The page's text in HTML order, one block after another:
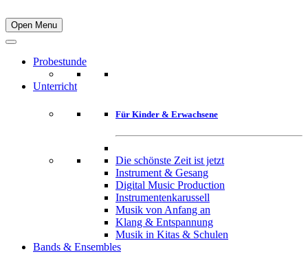
Open Menu
Probestunde
Unterricht
Für Kinder & Erwachsene
Die schönste Zeit ist jetzt
Instrument & Gesang
Digital Music Production
Instrumentenkarussell
Musik von Anfang an
Klang & Entspannung
Musik in Kitas & Schulen
Bands & Ensembles